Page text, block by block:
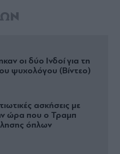
οι δύο Ινδοί για τη
ψυχολόγου (Βίντεο)
ασκήσεις με
ώρα που ο Τραμπ
όπλων